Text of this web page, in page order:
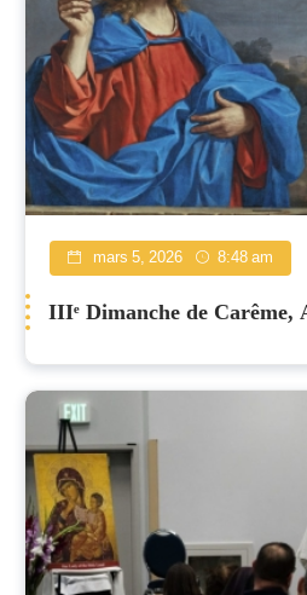
mars 5, 2026 8:48 am
IIIᵉ Dimanche de Carême,